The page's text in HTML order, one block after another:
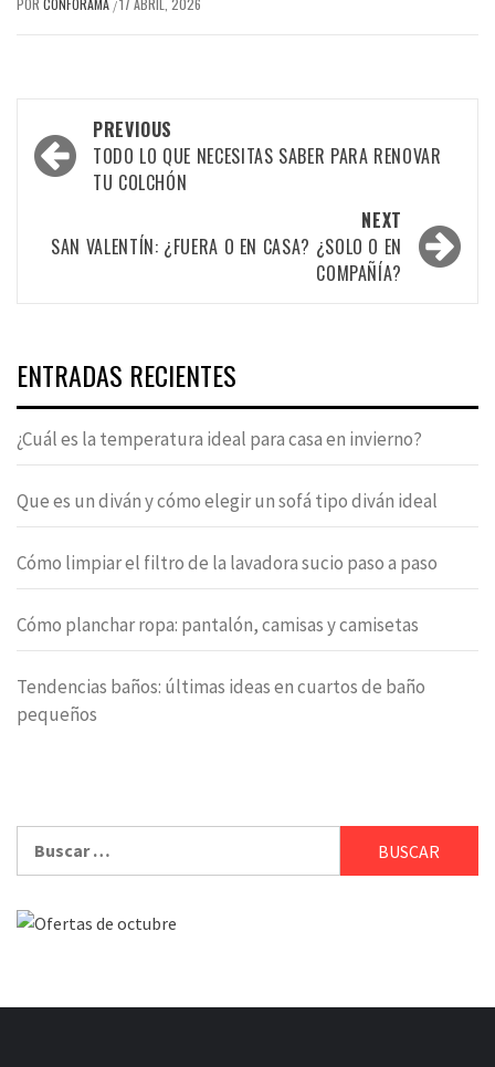
POR CONFORAMA /17 ABRIL, 2026
Post
navigation
PREVIOUS
TODO LO QUE NECESITAS SABER PARA RENOVAR
TU COLCHÓN
NEXT
SAN VALENTÍN: ¿FUERA O EN CASA? ¿SOLO O EN
COMPAÑÍA?
ENTRADAS RECIENTES
¿Cuál es la temperatura ideal para casa en invierno?
Que es un diván y cómo elegir un sofá tipo diván ideal
Cómo limpiar el filtro de la lavadora sucio paso a paso
Cómo planchar ropa: pantalón, camisas y camisetas
Tendencias baños: últimas ideas en cuartos de baño
pequeños